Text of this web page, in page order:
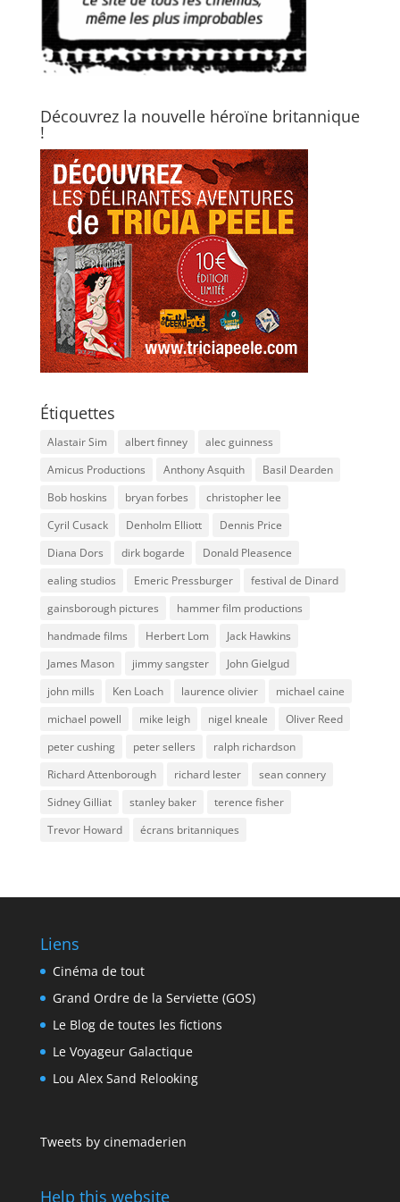
Découvrez la nouvelle héroïne britannique
!
Étiquettes
Alastair Sim albert finney
alec guinness
Amicus Productions
Anthony Asquith
Basil Dearden
Bob hoskins
bryan forbes
christopher lee
Cyril Cusack
Denholm Elliott
Dennis Price
Diana Dors
dirk bogarde
Donald Pleasence
ealing studios
Emeric Pressburger
festival de Dinard
gainsborough pictures
hammer film productions
handmade films
Herbert Lom
Jack Hawkins
James Mason
jimmy sangster
John Gielgud
john mills
Ken Loach laurence olivier
michael caine
michael powell
mike leigh nigel kneale
Oliver Reed
peter cushing
peter sellers
ralph richardson
Richard Attenborough
richard lester
sean connery
Sidney Gilliat
stanley baker
terence fisher
Trevor Howard
écrans britanniques
Liens
Cinéma de tout
Grand Ordre de la Serviette (GOS)
Le Blog de toutes les fictions
Le Voyageur Galactique
Lou Alex Sand Relooking
Tweets by cinemaderien
Help this website